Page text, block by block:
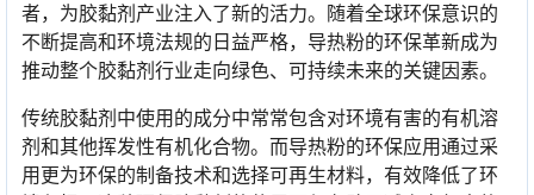
者，为胶黏剂产业注入了新的活力。随着全球环保意识的
不断提高和环境法规的日益严格，导热粉的环保革新成为
推动整个胶黏剂行业走向绿色、可持续未来的关键因素。
传统胶黏剂中使用的成分中常常包含对环境有害的有机溶
剂和其他挥发性有机化合物。而导热粉的环保应用通过采
用更为环保的制备技术和选择可再生材料，有效降低了环